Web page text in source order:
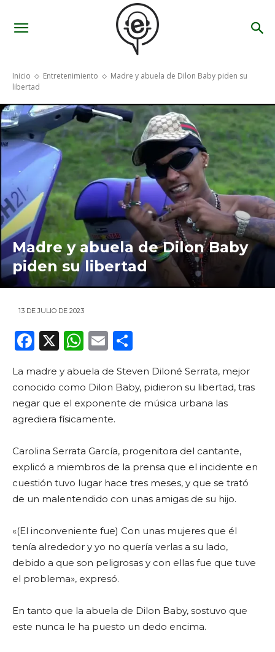
Inicio Entretenimiento
Madre y abuela de Dilon Baby piden su
libertad
Madre y abuela de Dilon Baby
piden su libertad
13 DE JULIO DE 2023
F
c
e
b
o
k
X
W
a
ts
A
p
E
ai
l
m
p
r
La madre y abuela de Steven Diloné Serrata, mejor
conocido como Dilon Baby, pidieron su libertad, tras
negar que el exponente de música urbana las
agrediera físicamente.
Carolina Serrata García, progenitora del cantante,
explicó a miembros de la prensa que el incidente en
cuestión tuvo lugar hace tres meses, y que se trató
de un malentendido con unas amigas de su hijo.
«(El inconveniente fue) Con unas mujeres que él
tenía alrededor y yo no quería verlas a su lado,
debido a que son peligrosas y con ellas fue que tuve
el problema», expresó.
En tanto que la abuela de Dilon Baby, sostuvo que
este nunca le ha puesto un dedo encima.